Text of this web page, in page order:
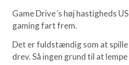
Game Drive´s høj hastigheds
gaming fart frem.
Det er fuldstændig som at
drev. Så ingen grund til at